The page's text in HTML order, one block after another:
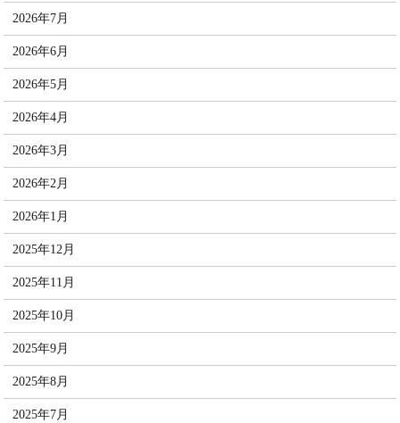
2026年7月
2026年6月
2026年5月
2026年4月
2026年3月
2026年2月
2026年1月
2025年12月
2025年11月
2025年10月
2025年9月
2025年8月
2025年7月